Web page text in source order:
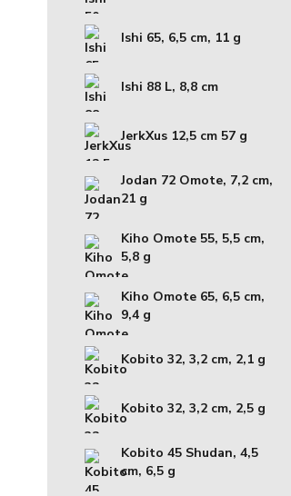
Ishi 65, 6,5 cm, 11 g
Ishi 88 L, 8,8 cm
JerkXus 12,5 cm 57 g
Jodan 72 Omote, 7,2 cm,
21 g
Kiho Omote 55, 5,5 cm,
5,8 g
Kiho Omote 65, 6,5 cm,
9,4 g
Kobito 32, 3,2 cm, 2,1 g
Kobito 32, 3,2 cm, 2,5 g
Kobito 45 Shudan, 4,5
cm, 6,5 g